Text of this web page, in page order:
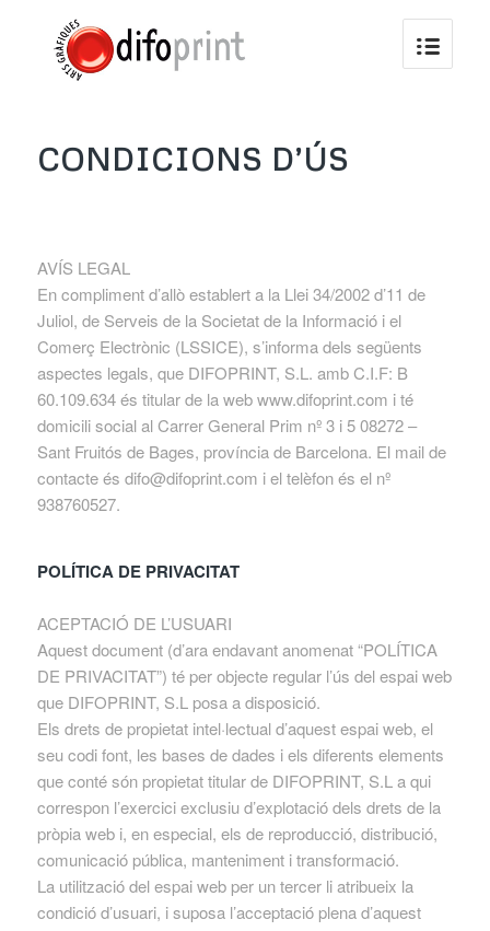
CONDICIONS D’ÚS
AVÍS LEGAL
En compliment d’allò establert a la Llei 34/2002 d’11 de
Juliol, de Serveis de la Societat de la Informació i el
Comerç Electrònic (LSSICE), s’informa dels següents
aspectes legals, que DIFOPRINT, S.L. amb C.I.F: B
60.109.634 és titular de la web www.difoprint.com i té
domicili social al Carrer General Prim nº 3 i 5 08272 –
Sant Fruitós de Bages, província de Barcelona. El mail de
contacte és difo@difoprint.com i el telèfon és el nº
938760527.
POLÍTICA DE PRIVACITAT
ACEPTACIÓ DE L’USUARI
Aquest document (d’ara endavant anomenat “POLÍTICA
DE PRIVACITAT”) té per objecte regular l’ús del espai web
que DIFOPRINT, S.L posa a disposició.
Els drets de propietat intel·lectual d’aquest espai web, el
seu codi font, les bases de dades i els diferents elements
que conté són propietat titular de DIFOPRINT, S.L a qui
correspon l’exercici exclusiu d’explotació dels drets de la
pròpia web i, en especial, els de reproducció, distribució,
comunicació pública, manteniment i transformació.
La utilització del espai web per un tercer li atribueix la
condició d’usuari, i suposa l’acceptació plena d’aquest